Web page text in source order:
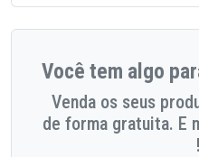
Você tem algo
Venda os seus
de forma gratuita. E